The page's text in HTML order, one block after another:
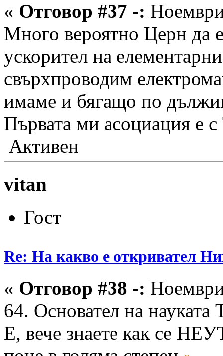
« Отговор #37 -:
Много вероятно Церн да
ускорител на
свърхпроводим
имаме и бягащо по
Първата ми асоциация е
Активен
vitan
Гост
Re: На какво е откривател
« Отговор #38 -:
64. Основател на науката
Е, вече знаете как се